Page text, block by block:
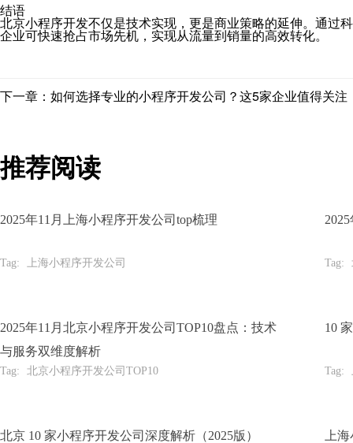
结语
北京小程序开发不仅是技术实现，更是商业策略的延伸。通过
企业可快速抢占市场先机，实现从流量到销量的高效转化。
下一章：如何选择专业的小程序开发公司？这5家企业值得关注
推荐阅读
2025年11月上海小程序开发公司top梳理
Tag: 上海小程序开发公司 Tag:
2025年11月北京小程序开发公司TOP10盘点：技术
与服务双维度解析
Tag: 北京小程序开发公司TOP10
10
Tag:
北京 10 家小程序开发公司深度解析（2025版）
上